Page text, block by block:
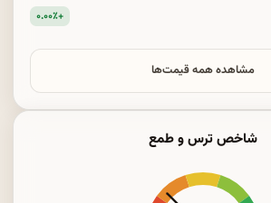
+۰.۰۰٪
مشاهده همه قیمت‌ها
شاخص ترس و طمع